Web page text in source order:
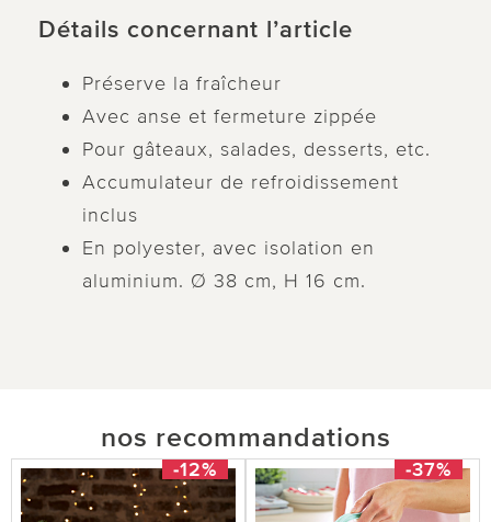
Détails concernant l’article
Préserve la fraîcheur
Avec anse et fermeture zippée
Pour gâteaux, salades, desserts, etc.
Accumulateur de refroidissement
inclus
En polyester, avec isolation en
aluminium. Ø 38 cm, H 16 cm.
nos recommandations
-12% -37%